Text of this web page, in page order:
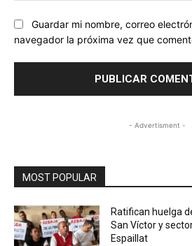
Guardar mi nombre, correo
navegador la próxima vez que
- Advertisment -
MOST POPULAR
Ratifican huelga
San Víctor y
Espaillat